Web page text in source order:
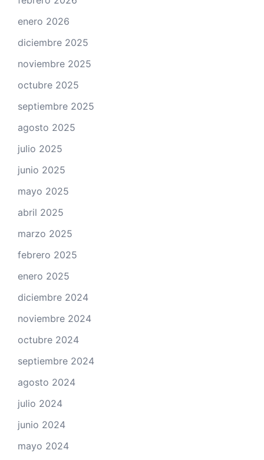
enero 2026
diciembre 2025
noviembre 2025
octubre 2025
septiembre 2025
agosto 2025
julio 2025
junio 2025
mayo 2025
abril 2025
marzo 2025
febrero 2025
enero 2025
diciembre 2024
noviembre 2024
octubre 2024
septiembre 2024
agosto 2024
julio 2024
junio 2024
mayo 2024